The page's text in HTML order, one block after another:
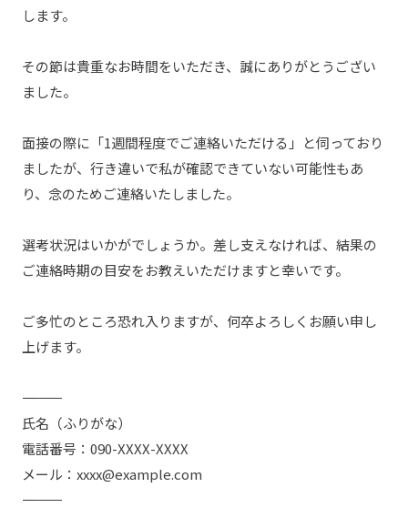
します。
その節は貴重なお時間をいただき、誠にありがとうござい
ました。
面接の際に「1週間程度でご連絡いただける」と伺っており
ましたが、行き違いで私が確認できていない可能性もあ
り、念のためご連絡いたしました。
選考状況はいかがでしょうか。差し支えなければ、結果の
ご連絡時期の目安をお教えいただけますと幸いです。
ご多忙のところ恐れ入りますが、何卒よろしくお願い申し
上げます。
――――――――――
氏名（ふりがな）
電話番号：090-XXXX-XXXX
メール：xxxx@example.com
――――――――――